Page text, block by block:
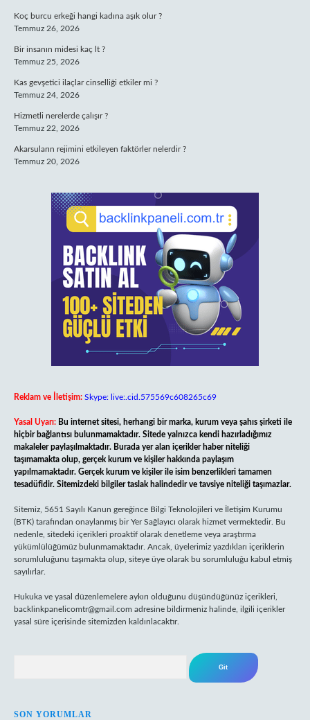
Koç burcu erkeği hangi kadına aşık olur ?
Temmuz 26, 2026
Bir insanın midesi kaç lt ?
Temmuz 25, 2026
Kas gevşetici ilaçlar cinselliği etkiler mi ?
Temmuz 24, 2026
Hizmetli nerelerde çalışır ?
Temmuz 22, 2026
Akarsuların rejimini etkileyen faktörler nelerdir ?
Temmuz 20, 2026
Reklam ve İletişim: Skype: live:.cid.575569c608265c69
Yasal Uyarı: Bu internet sitesi, herhangi bir marka, kurum veya şahıs şirketi ile
hiçbir bağlantısı bulunmamaktadır. Sitede yalnızca kendi hazırladığımız
makaleler paylaşılmaktadır. Burada yer alan içerikler haber niteliği
taşımamakta olup, gerçek kurum ve kişiler hakkında paylaşım
yapılmamaktadır. Gerçek kurum ve kişiler ile isim benzerlikleri tamamen
tesadüfidir. Sitemizdeki bilgiler taslak halindedir ve tavsiye niteliği taşımazlar.
Sitemiz, 5651 Sayılı Kanun gereğince Bilgi Teknolojileri ve İletişim Kurumu
(BTK) tarafından onaylanmış bir Yer Sağlayıcı olarak hizmet vermektedir. Bu
nedenle, sitedeki içerikleri proaktif olarak denetleme veya araştırma
yükümlülüğümüz bulunmamaktadır. Ancak, üyelerimiz yazdıkları içeriklerin
sorumluluğunu taşımakta olup, siteye üye olarak bu sorumluluğu kabul etmiş
sayılırlar.
Hukuka ve yasal düzenlemelere aykırı olduğunu düşündüğünüz içerikleri,
backlinkpanelicomtr@gmail.com adresine bildirmeniz halinde, ilgili içerikler
yasal süre içerisinde sitemizden kaldırılacaktır.
SON YORUMLAR